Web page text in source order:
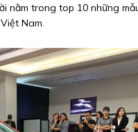
nằm trong top 10 những
Nam.